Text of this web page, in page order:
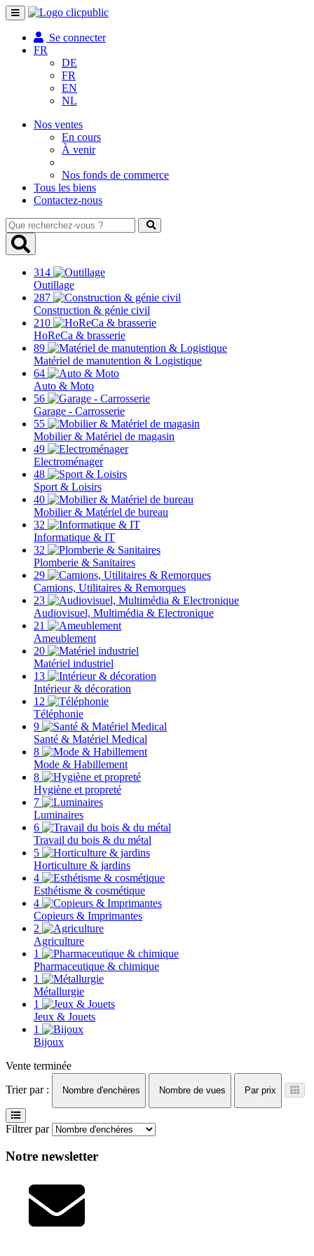
Toggle
navigation
Se connecter
FR
DE
FR
EN
NL
Nos ventes
En cours
À venir
Nos fonds de commerce
Tous les biens
Contactez-nous
Que
recherchez-
vous
314
Outillage
287
Construction & génie civil
210
HoReCa & brasserie
89
Matériel de manutention & Logistique
64
Auto & Moto
56
Garage - Carrosserie
55
Mobilier & Matériel de magasin
49
Electroménager
48
Sport & Loisirs
40
Mobilier & Matériel de bureau
32
Informatique & IT
32
Plomberie & Sanitaires
29
Camions, Utilitaires & Remorques
23
Audiovisuel, Multimédia & Electronique
21
Ameublement
20
Matériel industriel
13
Intérieur & décoration
12
Téléphonie
9
Santé & Matériel Medical
8
Mode & Habillement
8
Hygiène et propreté
7
Luminaires
6
Travail du bois & du métal
5
Horticulture & jardins
4
Esthétisme & cosmétique
4
Copieurs & Imprimantes
2
Agriculture
1
Pharmaceutique & chimique
1
Métallurgie
1
Jeux & Jouets
1
Bijoux
Vente terminée
Trier par :
Nombre d'enchères Nombre de vues Par prix
Filtrer par
Notre newsletter